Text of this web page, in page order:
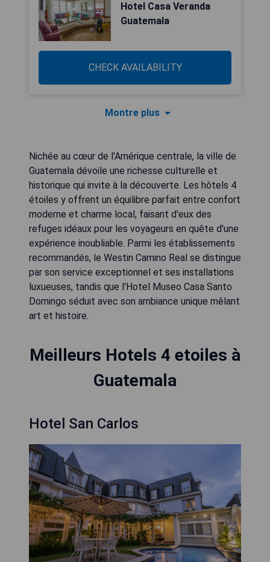
Hotel Casa Veranda
Guatemala
CHECK AVAILABILITY
Montre plus
Nichée au cœur de l'Amérique centrale, la ville de
Guatemala dévoile une richesse culturelle et
historique qui invite à la découverte. Les hôtels 4
étoiles y offrent un équilibre parfait entre confort
moderne et charme local, faisant d'eux des
refuges idéaux pour les voyageurs en quête d'une
expérience inoubliable. Parmi les établissements
recommandés, le Westin Camino Real se distingue
par son service exceptionnel et ses installations
luxueuses, tandis que l'Hotel Museo Casa Santo
Domingo séduit avec son ambiance unique mêlant
art et histoire.
Meilleurs Hotels 4 etoiles à
Guatemala
Hotel San Carlos